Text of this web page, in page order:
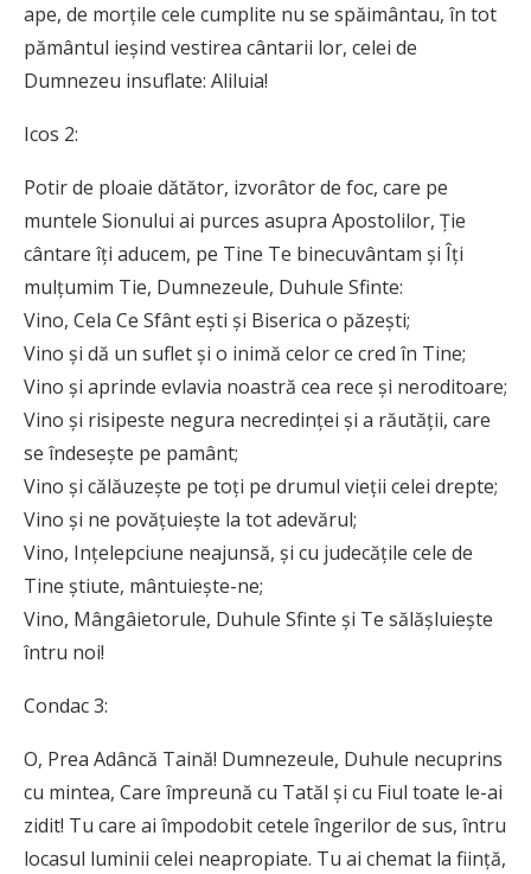
ape, de morțile cele cumplite nu se spăimântau, în tot
pământul ieșind vestirea cântarii lor, celei de
Dumnezeu insuflate: Aliluia!
Icos 2:
Potir de ploaie dătător, izvorâtor de foc, care pe
muntele Sionului ai purces asupra Apostolilor, Ție
cântare îți aducem, pe Tine Te binecuvântam și Îți
mulțumim Tie, Dumnezeule, Duhule Sfinte:
Vino, Cela Ce Sfânt ești și Biserica o păzești;
Vino și dă un suflet și o inimă celor ce cred în Tine;
Vino și aprinde evlavia noastră cea rece și neroditoare;
Vino și risipeste negura necredinței și a răutății, care
se îndesește pe pamânt;
Vino și călăuzește pe toți pe drumul vieții celei drepte;
Vino și ne povățuiește la tot adevărul;
Vino, Ințelepciune neajunsă, și cu judecățile cele de
Tine știute, mântuiește-ne;
Vino, Mângâietorule, Duhule Sfinte și Te sălășluiește
întru noi!
Condac 3:
O, Prea Adâncă Taină! Dumnezeule, Duhule necuprins
cu mintea, Care împreună cu Tatăl și cu Fiul toate le-ai
zidit! Tu care ai împodobit cetele îngerilor de sus, întru
locasul luminii celei neapropiate. Tu ai chemat la ființă,